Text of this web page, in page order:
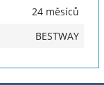
24 měsíců
BESTWAY